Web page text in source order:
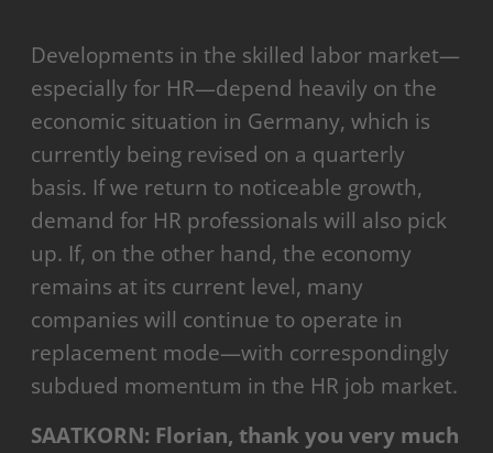
Developments in the skilled labor market—
especially for HR—depend heavily on the
economic situation in Germany, which is
currently being revised on a quarterly
basis. If we return to noticeable growth,
demand for HR professionals will also pick
up. If, on the other hand, the economy
remains at its current level, many
companies will continue to operate in
replacement mode—with correspondingly
subdued momentum in the HR job market.
SAATKORN: Florian, thank you very much